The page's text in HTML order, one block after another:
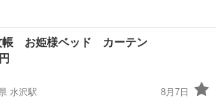
帳 お姫様ベッド カーテン
水沢駅
8月7日